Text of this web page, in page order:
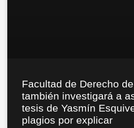
Facultad de Derecho
también investigará a
tesis de Yasmín
plagios por explicar